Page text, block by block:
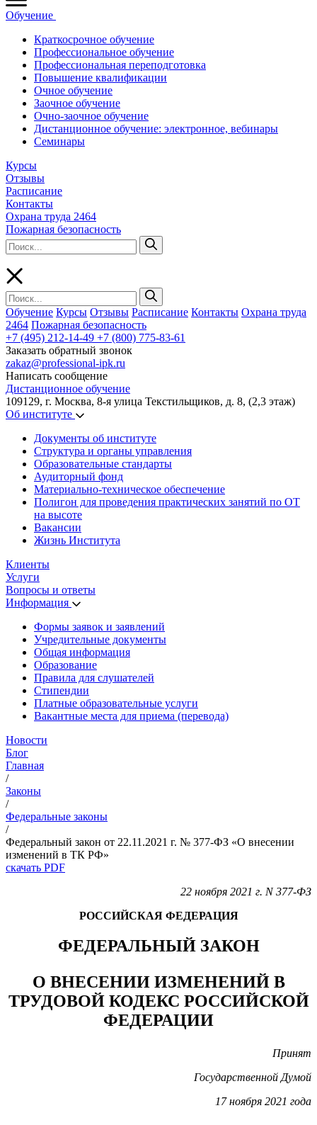
Обучение
Краткосрочное обучение
Профессиональное обучение
Профессиональная переподготовка
Повышение квалификации
Очное обучение
Заочное обучение
Очно-заочное обучение
Дистанционное обучение: электронное, вебинары
Семинары
Курсы
Отзывы
Расписание
Контакты
Охрана труда 2464
Пожарная безопасность
Обучение Курсы Отзывы Расписание Контакты Охрана труда
2464 Пожарная безопасность
+7 (495) 212-14-49 +7 (800) 775-83-61
Заказать обратный звонок
zakaz@professional-ipk.ru
Написать сообщение
Дистанционное обучение
109129, г. Москва, 8-я улица Текстильщиков, д. 8, (2,3 этаж)
Об институте
Документы об институте
Структура и органы управления
Образовательные стандарты
Аудиторный фонд
Материально-техническое обеспечение
Полигон для проведения практических занятий по ОТ
на высоте
Вакансии
Жизнь Института
Клиенты
Услуги
Вопросы и ответы
Информация
Формы заявок и заявлений
Учредительные документы
Общая информация
Образование
Правила для слушателей
Стипендии
Платные образовательные услуги
Вакантные места для приема (перевода)
Новости
Блог
Главная
/
Законы
/
Федеральные законы
/
Федеральный закон от 22.11.2021 г. № 377-ФЗ «О внесении
изменений в ТК РФ»
скачать PDF
22 ноября 2021 г. N 377-ФЗ
РОССИЙСКАЯ ФЕДЕРАЦИЯ
ФЕДЕРАЛЬНЫЙ ЗАКОН
О ВНЕСЕНИИ ИЗМЕНЕНИЙ В
ТРУДОВОЙ КОДЕКС РОССИЙСКОЙ
ФЕДЕРАЦИИ
Принят
Государственной Думой
17 ноября 2021 года